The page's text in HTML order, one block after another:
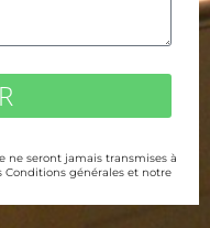
ne seront jamais transmises à
Conditions générales et notre